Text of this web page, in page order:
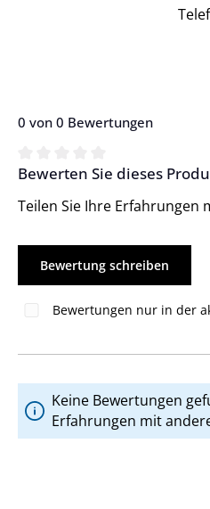
0 von 0 Bewertungen
Durchschnittliche
Bewerten Sie dieses
Teilen Sie Ihre Erfahrungen
Bewertung schreiben
Bewertungen nur in der
Keine Bewertungen
Erfahrungen mit